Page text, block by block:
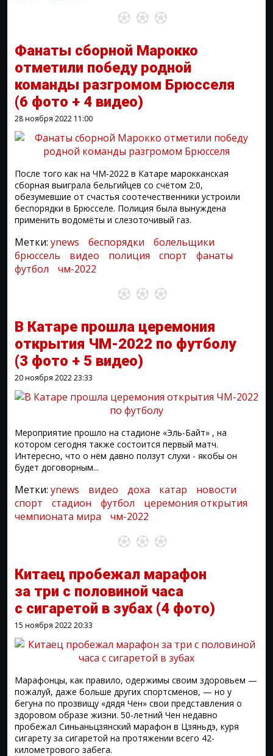
Фанаты сборной Марокко
отметили победу родной
команды разгромом Брюсселя
(6 фото + 4 видео)
28 ноября 2022 11:00
После того как на ЧМ-2022 в Катаре марокканская
сборная выиграла бельгийцев со счётом 2:0,
обезумевшие от счастья соотечественники устроили
беспорядки в Брюсселе. Полиция была вынуждена
применить водомёты и слезоточивый газ.
Метки: ynews беспорядки
болельщики
брюссель
видео полиция спорт
фанаты
футбол
чм-2022
В Катаре прошла церемония
открытия ЧМ-2022 по футболу
(3 фото + 5 видео)
20 ноября 202223:33
Мероприятие прошло на стадионе «Эль-Байт» , на
котором сегодня также состоится первый матч.
Интересно, что о нём давно ползут слухи - якобы он
будет договорным...
Метки: ynews видео доха катар
новости
спорт
стадион футбол
церемония открытия
чемпионата мира
чм-2022
Китаец пробежал марафон
за три с половиной часа
с сигаретой в зубах (4 фото)
15 ноября 202220:33
Марафонцы, как правило, одержимы своим здоровьем —
пожалуй, даже больше других спортсменов, — но у
бегуна по прозвищу «дядя Чен» свои представления о
здоровом образе жизни. 50-летний Чен недавно
пробежал Синьаньцзянский марафон в Цзяньдэ, куря
сигарету за сигаретой на протяжении всего 42-
километрового забега.